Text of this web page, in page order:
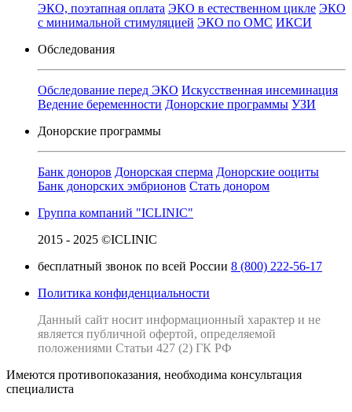
ЭКО, поэтапная оплата ЭКО в естественном цикле ЭКО
с минимальной стимуляцией ЭКО по ОМС ИКСИ
Обследования
Обследование перед ЭКО Искусственная инсеминация
Ведение беременности Донорские программы УЗИ
Донорские программы
Банк доноров Донорская сперма Донорские ооциты
Банк донорских эмбрионов Стать донором
Группа компаний "ICLINIC"
2015 - 2025 ©ICLINIC
бесплатный звонок по всей России 8 (800) 222-56-17
Политика конфиденциальности
Данный сайт носит информационный характер и не
является публичной офертой, определяемой
положениями Статьи 427 (2) ГК РФ
Имеются противопоказания, необходима консультация
специалиста